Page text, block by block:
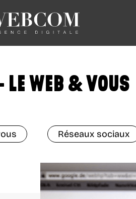
LE WEB & VOUS
Réseaux sociaux